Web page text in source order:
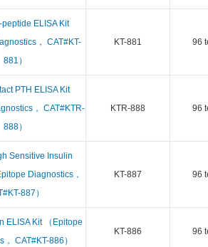
peptide ELISA Kit
， CAT#KT-
881）
KT-881 96
PTH ELISA Kit
， CAT#KTR-
888）
KTR-888 96
Sensitive Insulin
Diagnostics，
887）
KT-887 96
ELISA Kit （Epitope
CAT#KT-886）
KT-886 96